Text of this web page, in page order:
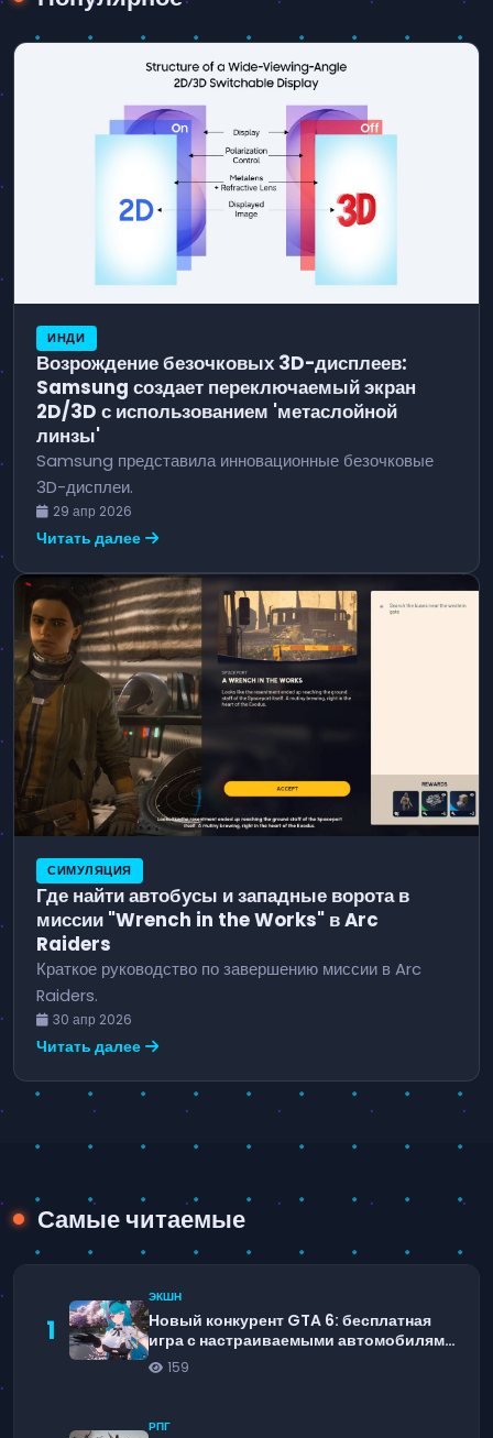
ИНДИ
Возрождение безочковых 3D-дисплеев:
Samsung создает переключаемый экран
2D/3D с использованием 'метаслойной
линзы'
Samsung представила инновационные безочковые
3D-дисплеи.
29 апр 2026
Читать далее
СИМУЛЯЦИЯ
Где найти автобусы и западные ворота в
миссии "Wrench in the Works" в Arc
Raiders
Краткое руководство по завершению миссии в Arc
Raiders.
30 апр 2026
Читать далее
Самые читаемые
1
ЭКШН
Новый конкурент GTA 6: бесплатная
игра с настраиваемыми автомобилями
и системой розыска
159
РПГ